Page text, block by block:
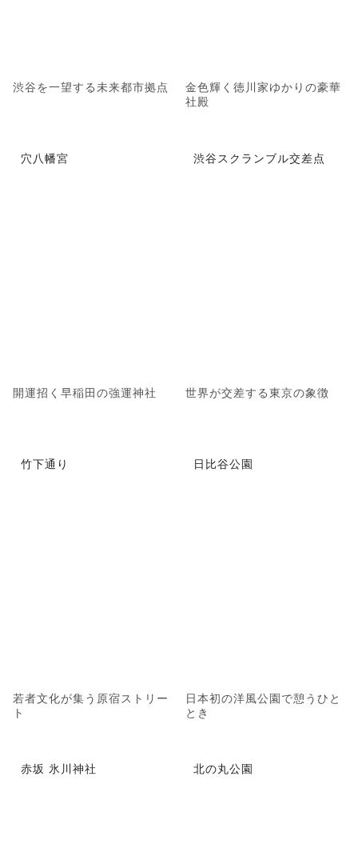
渋谷を一望する未来都市拠点
金色輝く徳川家ゆかりの豪華
社殿
穴八幡宮
開運招く早稲田の強運神社
渋谷スクランブル交差点
世界が交差する東京の象徴
竹下通り
若者文化が集う原宿ストリー
ト
日比谷公園
日本初の洋風公園で憩うひと
とき
赤坂 氷川神社 北の丸公園